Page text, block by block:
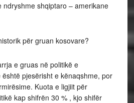
ndryshme shqiptaro – amerikane
për gruan kosovare?
e gruas në politikë e
pjesërisht e kënaqshme, por
Kuota e ligjiit për
kap shifrën 30 % , kjo shifër